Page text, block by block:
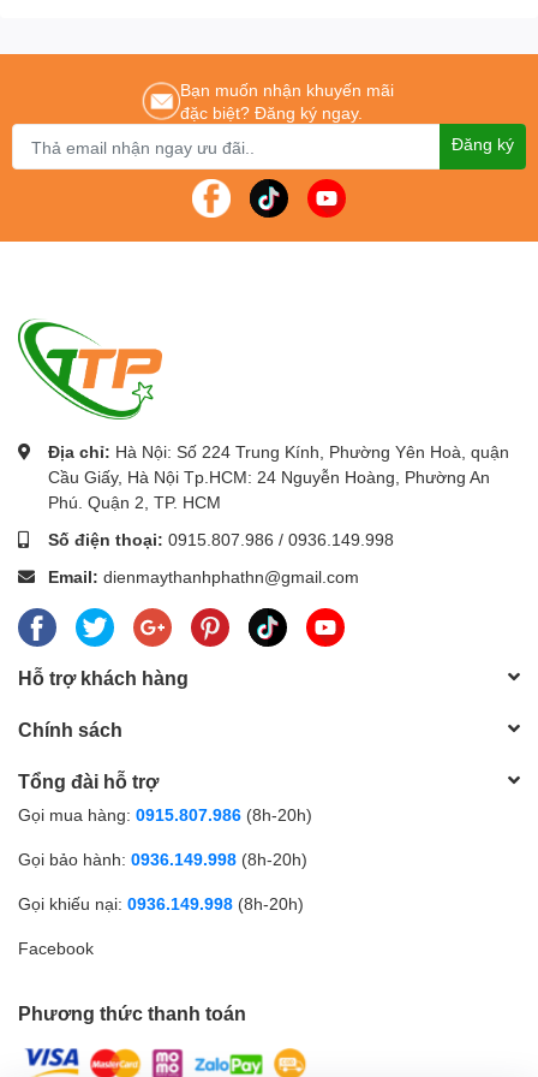
Chỉnh vuông hình:± 40 độ(dọc)
Xuất xứ: Trung Quốc
Bảo hành: 24 tháng cho thân máy,12 tháng hoặc 1000 giờ cho
bóng đèn tùy theo điều kiện đến trước.
minh, Khung tương tác thông minh, bục giảng thông minh.
Với các thương hiệu nổi tiếng như:
Motion Magix, PKLNS..
Chúng tôi cam kết mang lại cho khách hàng : Giá tốt nhất –
Sản phẩm chính hãng – Dịch vụ nhanh nhất
Để được tư vấn lắp đặt và sử dụng sản phẩm Quý khách hàng
liên hệ: 0243.796.0283/0915.807.986
Cung cấp Máy chiếu giá rẻ
Chí Minh.
Bạn muốn nhận khuyến mãi
đặc biệt? Đăng ký ngay.
Đăng ký
Địa chỉ: Hà Nội: Số 224 Trung Kính, Phường Yên Hoà, quận
Cầu Giấy, Hà Nội Tp.HCM: 24 Nguyễn Hoàng, Phường An
Phú. Quận 2, TP. HCM
Số điện thoại: 0915.807.986 / 0936.149.998
Email: dienmaythanhphathn@gmail.com
Hỗ trợ khách hàng
Chính sách
Tổng đài hỗ trợ
Gọi mua hàng: 0915.807.986 (8h-20h)
Gọi bảo hành: 0936.149.998 (8h-20h)
Gọi khiếu nại: 0936.149.998 (8h-20h)
Facebook
Phương thức thanh toán